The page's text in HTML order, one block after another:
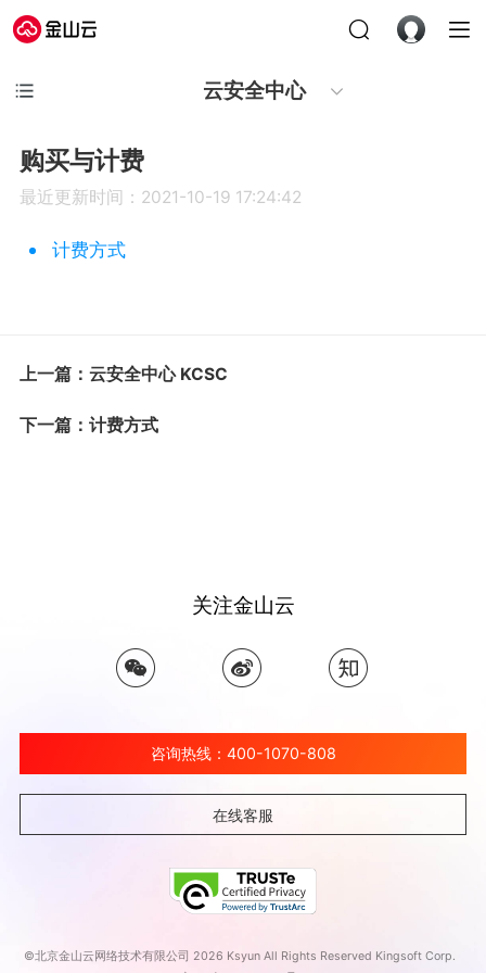
云安全中心
购买与计费
最近更新时间：2021-10-19 17:24:42
计费方式
上一篇：云安全中心 KCSC
下一篇：计费方式
关注金山云
咨询热线：400-1070-808
在线客服
©北京金山云网络技术有限公司 2026 Ksyun All Rights Reserved Kingsoft Corp.